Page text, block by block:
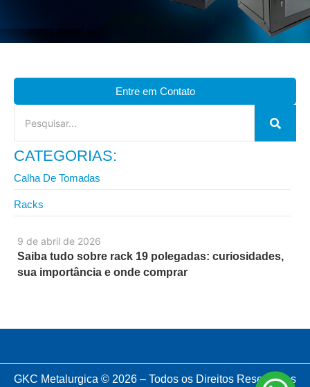
9 de abril de 2026
Saiba tudo sobre rack 19 polegadas: curiosidades,
sua importância e onde comprar
Entre em Contato
CATEGORIAS:
Calha De Tomadas
Racks
GKC Metalurgica © 2026 – Todos os Direitos Reservados